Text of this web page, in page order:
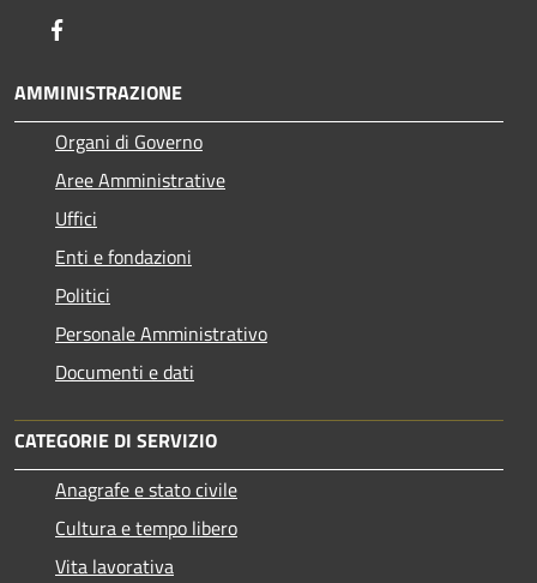
AMMINISTRAZIONE
Organi di Governo
Aree Amministrative
Uffici
Enti e fondazioni
Politici
Personale Amministrativo
Documenti e dati
CATEGORIE DI SERVIZIO
Anagrafe e stato civile
Cultura e tempo libero
Vita lavorativa